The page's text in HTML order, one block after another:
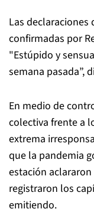
Las
confirmadas por
"Estúpido y
semana pasada”,
En medio de
colectiva frente a
extrema
que la pandemia
estación
registraron los
emitiendo.